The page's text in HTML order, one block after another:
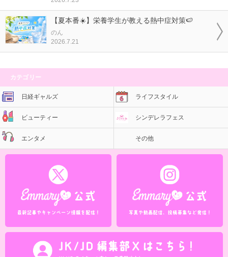
【夏本番☀️】栄養学生が教える熱中症対策🍉
のん
2026.7.21
カテゴリー
日経ギャルズ ライフスタイル
ビューティー シンデレラフェス
エンタメ その他